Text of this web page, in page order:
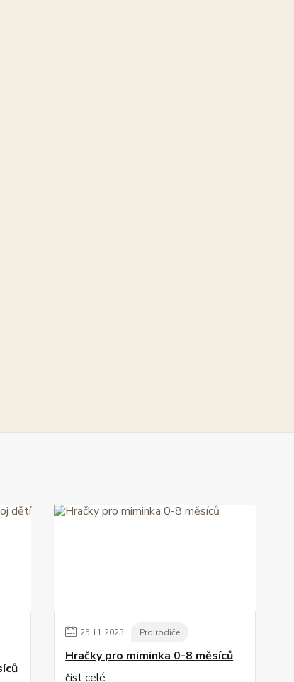
25.11.2023 Pro rodiče
Hračky pro miminka 0-8 měsíců
číst celé